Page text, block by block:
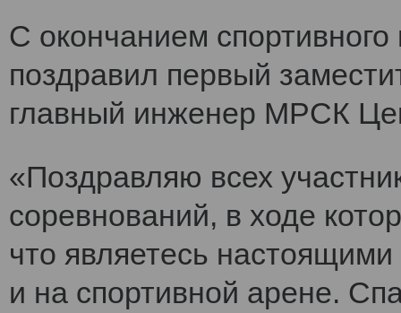
С окончанием
поздравил первый
главный инженер МРСК
«Поздравляю всех
соревнований, в ходе
что являетесь
и на спортивной арене.